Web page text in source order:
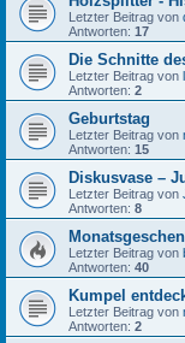
Letzter Beitrag von
Antworten: 17
Die Schnitte
Letzter Beitrag von
Antworten: 2
Geburtstag
Letzter Beitrag von
Antworten: 15
Diskusvase –
Letzter Beitrag von
Antworten: 8
Letzter Beitrag von
Antworten: 40
Kumpel
Letzter Beitrag von
Antworten: 2